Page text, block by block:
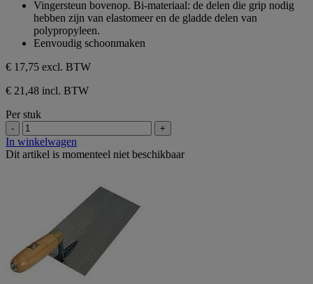
Vingersteun bovenop. Bi-materiaal: de delen die grip nodig
hebben zijn van elastomeer en de gladde delen van
polypropyleen.
Eenvoudig schoonmaken
€ 17,75 excl. BTW
€ 21,48 incl. BTW
Per stuk
- +
In winkelwagen
Dit artikel is momenteel niet beschikbaar